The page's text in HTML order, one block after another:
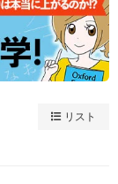
リスト